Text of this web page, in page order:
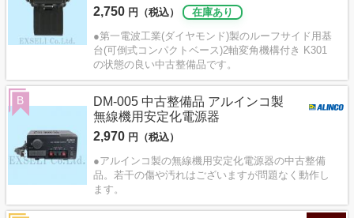
2,750 円（税込）
在庫あり
●第一電波工業(ダイヤモンド)製のルーフサイド用基
台(可倒式コンパクトベース)2軸変角機構付き K301
の状態の良い中古整備品です。
DM-005 中古整備品 アルインコ製
無線機用安定化電源器
2,970 円（税込）
●アルインコ製の無線機用安定化電源器の中古整備
品。若干の傷や汚れはございますが問題なく動作し
ます。
B